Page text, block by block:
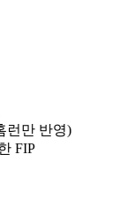
런만 반영)
FIP